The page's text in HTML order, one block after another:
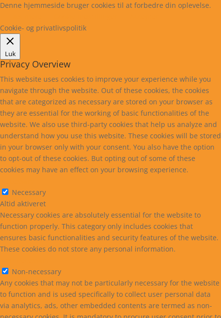
Denne hjemmeside bruger cookies til at forbedre din oplevelse.
Cookie- og privatlivspolitik
Luk
Privacy Overview
This website uses cookies to improve your experience while you
navigate through the website. Out of these cookies, the cookies
that are categorized as necessary are stored on your browser as
they are essential for the working of basic functionalities of the
website. We also use third-party cookies that help us analyze and
understand how you use this website. These cookies will be stored
in your browser only with your consent. You also have the option
to opt-out of these cookies. But opting out of some of these
cookies may have an effect on your browsing experience.
Necessary
Altid aktiveret
Necessary cookies are absolutely essential for the website to
function properly. This category only includes cookies that
ensures basic functionalities and security features of the website.
These cookies do not store any personal information.
Non-necessary
Any cookies that may not be particularly necessary for the website
to function and is used specifically to collect user personal data
via analytics, ads, other embedded contents are termed as non-